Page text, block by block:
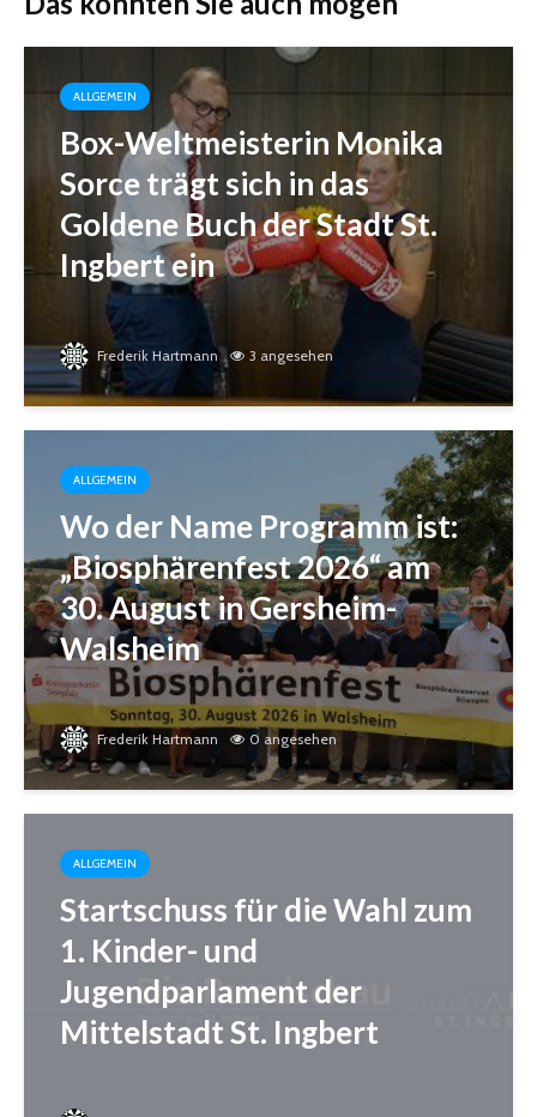
ALLGEMEIN
Box-Weltmeisterin Monika
Sorce trägt sich in das
Goldene Buch der Stadt St.
Ingbert ein
Frederik Hartmann 3 angesehen
ALLGEMEIN
Wo der Name Programm ist:
„Biosphärenfest 2026“ am
30. August in Gersheim-
Walsheim
Frederik Hartmann 0 angesehen
ALLGEMEIN
Startschuss für die Wahl zum
1. Kinder- und
Jugendparlament der
Mittelstadt St. Ingbert